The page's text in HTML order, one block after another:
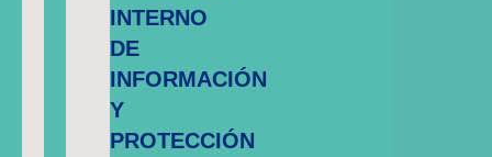
INTERNO
DE
INFORMACIÓN
Y
PROTECCIÓN